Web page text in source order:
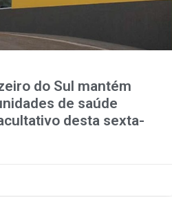
do Sul mantém
de saúde
desta sexta-